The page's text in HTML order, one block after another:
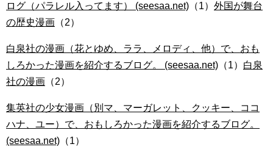
ログ（パラレル入ってます） (seesaa.net) （1） 外国が舞台
の歴史漫画 （2）
白泉社の漫画（花とゆめ、ララ、メロディ、他）で、おも
しろかった漫画を紹介するブログ。 (seesaa.net) （1） 白泉
社の漫画 （2）
集英社の少女漫画（別マ、マーガレット、クッキー、ココ
ハナ、ユー）で、おもしろかった漫画を紹介するブログ。
(seesaa.net) （1）